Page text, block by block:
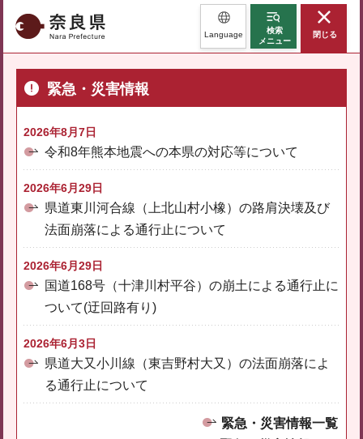
奈良県 Language
検索
メニュー
閉じる
緊急・災害情報
2026年8月7日
令和8年熊本地震への本県の対応等について
2026年6月29日
県道東川河合線（上北山村小橡）の路肩決壊及び
法面崩落による通行止について
2026年6月29日
国道168号（十津川村平谷）の崩土による通行止に
ついて(迂回路有り)
2026年6月3日
県道大又小川線（東吉野村大又）の法面崩落によ
る通行止について
緊急・災害情報一覧